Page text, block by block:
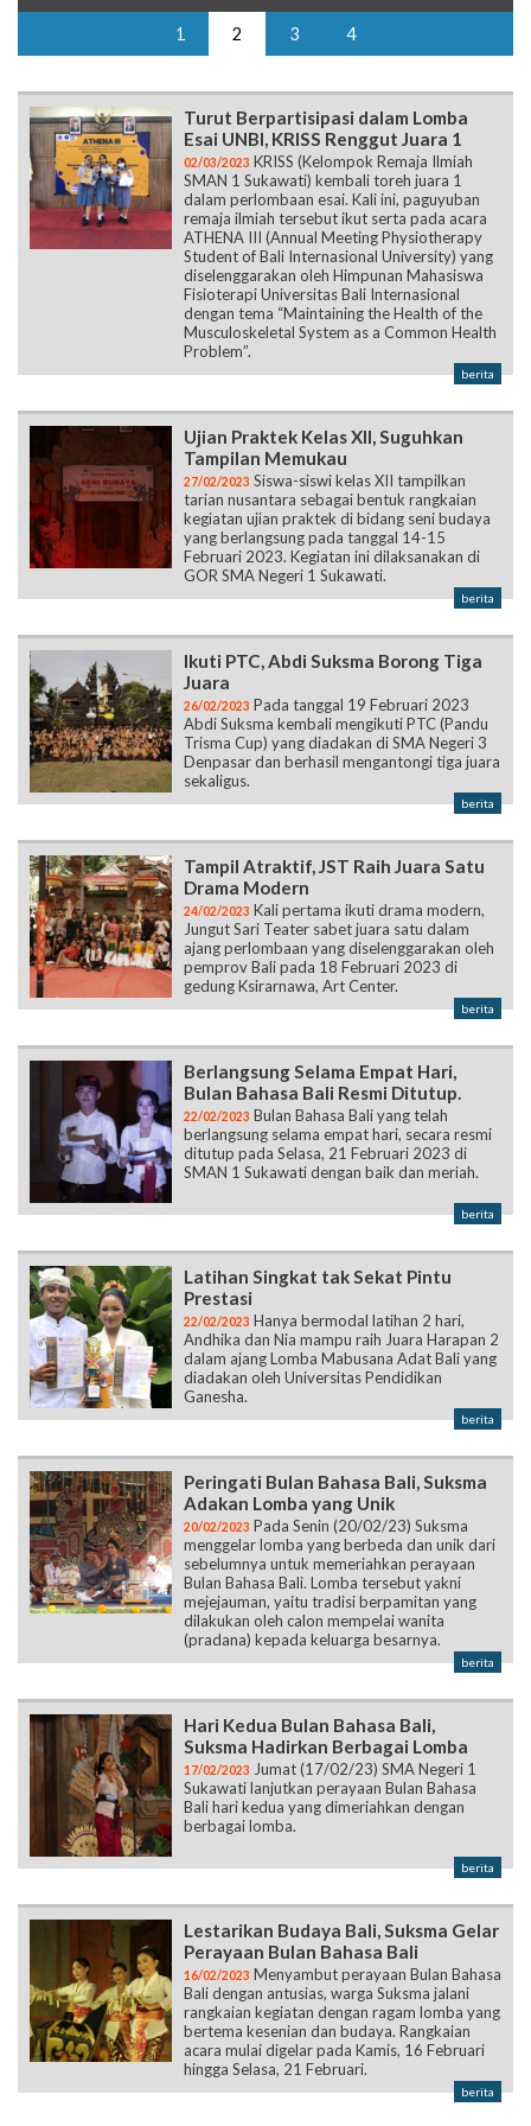
Turut Berpartisipasi dalam Lomba
Esai UNBI, KRISS Renggut Juara 1
SMAN 1 Sukawati) kembali toreh juara 1
dalam perlombaan esai. Kali ini, paguyuban
remaja ilmiah tersebut ikut serta pada acara
ATHENA III (Annual Meeting Physiotherapy
Student of Bali Internasional University) yang
diselenggarakan oleh Himpunan Mahasiswa
Fisioterapi Universitas Bali Internasional
dengan tema “Maintaining the Health of the
Musculoskeletal System as a Common Health
Problem”.
Ujian Praktek Kelas XII, Suguhkan
Tampilan Memukau
tarian nusantara sebagai bentuk rangkaian
kegiatan ujian praktek di bidang seni budaya
yang berlangsung pada tanggal 14-15
Februari 2023. Kegiatan ini dilaksanakan di
GOR SMA Negeri 1 Sukawati.
berita
Ikuti PTC, Abdi Suksma Borong Tiga
Juara
Abdi Suksma kembali mengikuti PTC (Pandu
Trisma Cup) yang diadakan di SMA Negeri 3
Denpasar dan berhasil mengantongi tiga juara
sekaligus.
berita
Tampil Atraktif, JST Raih Juara Satu
Drama Modern
Jungut Sari Teater sabet juara satu dalam
ajang perlombaan yang diselenggarakan oleh
pemprov Bali pada 18 Februari 2023 di
gedung Ksirarnawa, Art Center.
berita
Berlangsung Selama Empat Hari,
Bulan Bahasa Bali Resmi Ditutup.
berlangsung selama empat hari, secara resmi
ditutup pada Selasa, 21 Februari 2023 di
SMAN 1 Sukawati dengan baik dan meriah.
berita
Prestasi
Andhika dan Nia mampu raih Juara Harapan 2
dalam ajang Lomba Mabusana Adat Bali yang
diadakan oleh Universitas Pendidikan
Ganesha.
berita
Peringati Bulan Bahasa Bali, Suksma
Adakan Lomba yang Unik
menggelar lomba yang berbeda dan unik dari
sebelumnya untuk memeriahkan perayaan
Bulan Bahasa Bali. Lomba tersebut yakni
mejejauman, yaitu tradisi berpamitan yang
dilakukan oleh calon mempelai wanita
(pradana) kepada keluarga besarnya.
Hari Kedua Bulan Bahasa Bali,
Suksma Hadirkan Berbagai Lomba
Sukawati lanjutkan perayaan Bulan Bahasa
Bali hari kedua yang dimeriahkan dengan
berbagai lomba.
berita
Perayaan Bulan Bahasa Bali
Bali dengan antusias, warga Suksma jalani
rangkaian kegiatan dengan ragam lomba yang
bertema kesenian dan budaya. Rangkaian
acara mulai digelar pada Kamis, 16 Februari
hingga Selasa, 21 Februari.
berita
Perwakilan Suksma Gaet Juara 2
Ajang Lomba Debat di UNHI